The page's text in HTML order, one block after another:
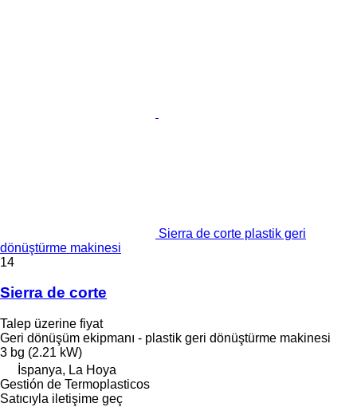
Sierra de corte plastik geri
dönüştürme makinesi
14
Sierra de corte
Talep üzerine fiyat
Geri dönüşüm ekipmanı - plastik geri dönüştürme makinesi
3 bg (2.21 kW)
İspanya, La Hoya
Gestión de Termoplasticos
Satıcıyla iletişime geç